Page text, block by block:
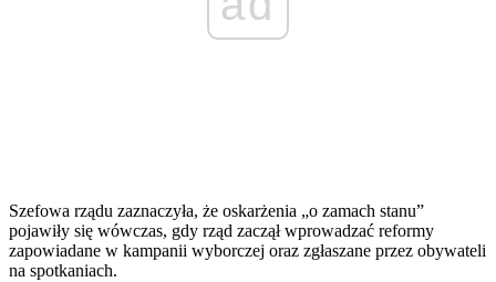
Szefowa rządu zaznaczyła, że oskarżenia „o zamach stanu”
pojawiły się wówczas, gdy rząd zaczął wprowadzać reformy
zapowiadane w kampanii wyborczej oraz zgłaszane przez obywateli
na spotkaniach.